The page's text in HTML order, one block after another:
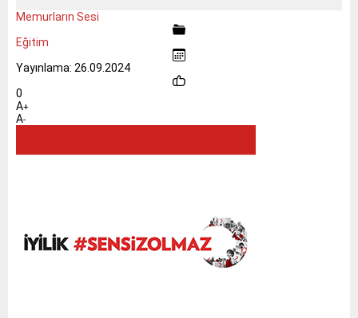
Memurların Sesi
Eğitim
Yayınlama: 26.09.2024
0
A+
A-